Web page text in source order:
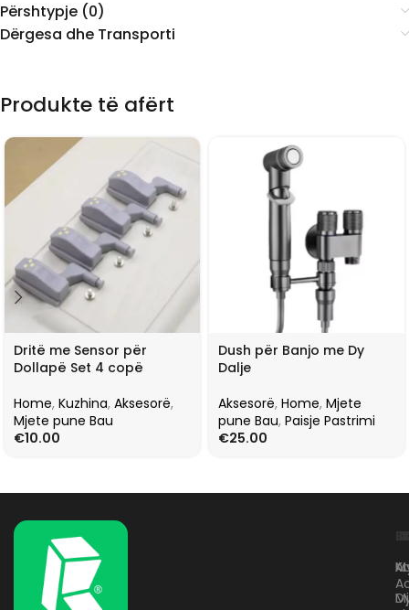
Përshtypje (0)
Dërgesa dhe Transporti
Produkte të afërt
Dritë me Sensor për
Dollapë Set 4 copë
Home, Kuzhina, Aksesorë,
Mjete pune Bau
€10.00
Dush për Banjo me Dy
Dalje
Aksesorë, Home, Mjete
pune Bau, Paisje Pastrimi
€25.00